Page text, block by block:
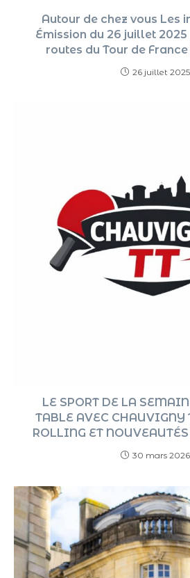
Autour de chez vous Les
Émission du 26 juillet
routes du Tour de
26 juillet 2025
LE SPORT DE LA
TABLE AVEC CHAUVIGNY
ROLLING ET
30 mars 2026